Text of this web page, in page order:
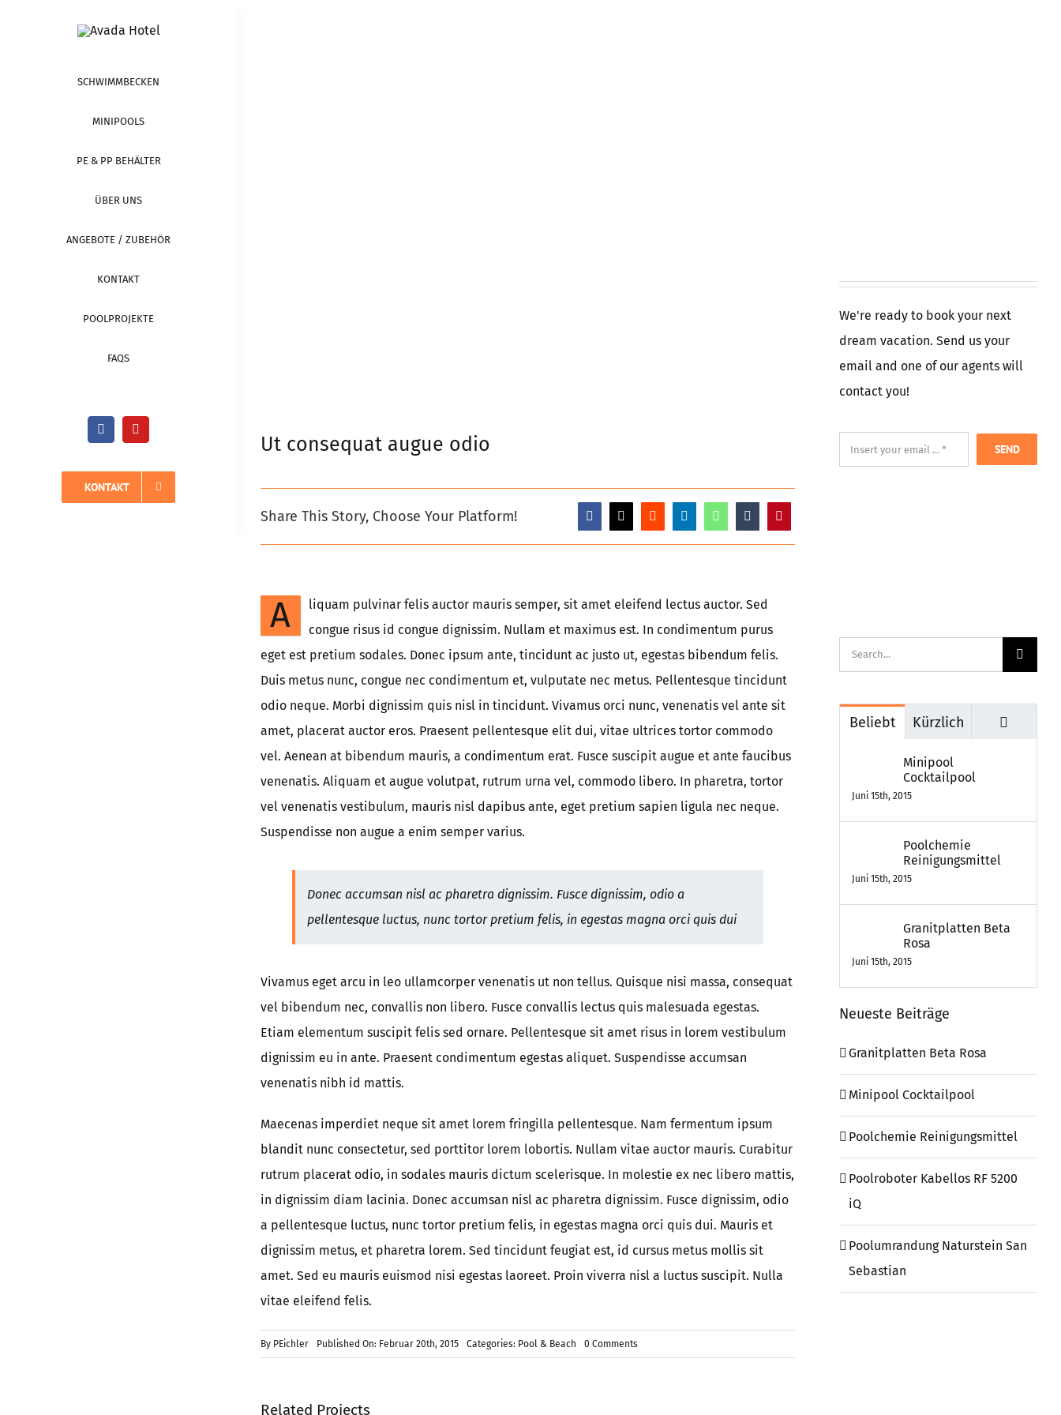
SCHWIMMBECKEN
MINIPOOLS
PE & PP BEHÄLTER
ÜBER UNS
ANGEBOTE / ZUBEHÖR
KONTAKT
POOLPROJEKTE
FAQS
KONTAKT
Ut consequat augue odio
Share This Story, Choose Your Platform!
A
liquam pulvinar felis auctor mauris semper, sit amet eleifend lectus auctor. Sed
congue risus id congue dignissim. Nullam et maximus est. In condimentum purus
eget est pretium sodales. Donec ipsum ante, tincidunt ac justo ut, egestas bibendum felis.
Duis metus nunc, congue nec condimentum et, vulputate nec metus. Pellentesque tincidunt
odio neque. Morbi dignissim quis nisl in tincidunt. Vivamus orci nunc, venenatis vel ante sit
amet, placerat auctor eros. Praesent pellentesque elit dui, vitae ultrices tortor commodo
vel. Aenean at bibendum mauris, a condimentum erat. Fusce suscipit augue et ante faucibus
venenatis. Aliquam et augue volutpat, rutrum urna vel, commodo libero. In pharetra, tortor
vel venenatis vestibulum, mauris nisl dapibus ante, eget pretium sapien ligula nec neque.
Suspendisse non augue a enim semper varius.
Donec accumsan nisl ac pharetra dignissim. Fusce dignissim, odio a
pellentesque luctus, nunc tortor pretium felis, in egestas magna orci quis dui
Vivamus eget arcu in leo ullamcorper venenatis ut non tellus. Quisque nisi massa, consequat
vel bibendum nec, convallis non libero. Fusce convallis lectus quis malesuada egestas.
Etiam elementum suscipit felis sed ornare. Pellentesque sit amet risus in lorem vestibulum
dignissim eu in ante. Praesent condimentum egestas aliquet. Suspendisse accumsan
venenatis nibh id mattis.
Maecenas imperdiet neque sit amet lorem fringilla pellentesque. Nam fermentum ipsum
blandit nunc consectetur, sed porttitor lorem lobortis. Nullam vitae auctor mauris. Curabitur
rutrum placerat odio, in sodales mauris dictum scelerisque. In molestie ex nec libero mattis,
in dignissim diam lacinia. Donec accumsan nisl ac pharetra dignissim. Fusce dignissim, odio
a pellentesque luctus, nunc tortor pretium felis, in egestas magna orci quis dui. Mauris et
dignissim metus, et pharetra lorem. Sed tincidunt feugiat est, id cursus metus mollis sit
amet. Sed eu mauris euismod nisi egestas laoreet. Proin viverra nisl a luctus suscipit. Nulla
vitae eleifend felis.
By PEichler Published On: Februar 20th, 2015 Categories: Pool & Beach 0 Commentson
Related Projects
We're ready to book your next
dream vacation. Send us your
email and one of our agents will
contact you!
SEND
Suche
nach:
Beliebt Kürzlich
Minipool
Cocktailpool
Juni 15th, 2015
Poolchemie
Reinigungsmittel
Juni 15th, 2015
Granitplatten Beta
Rosa
Juni 15th, 2015
Neueste Beiträge
Granitplatten Beta Rosa
Minipool Cocktailpool
Poolchemie Reinigungsmittel
Poolroboter Kabellos RF 5200
iQ
Poolumrandung Naturstein San
Sebastian